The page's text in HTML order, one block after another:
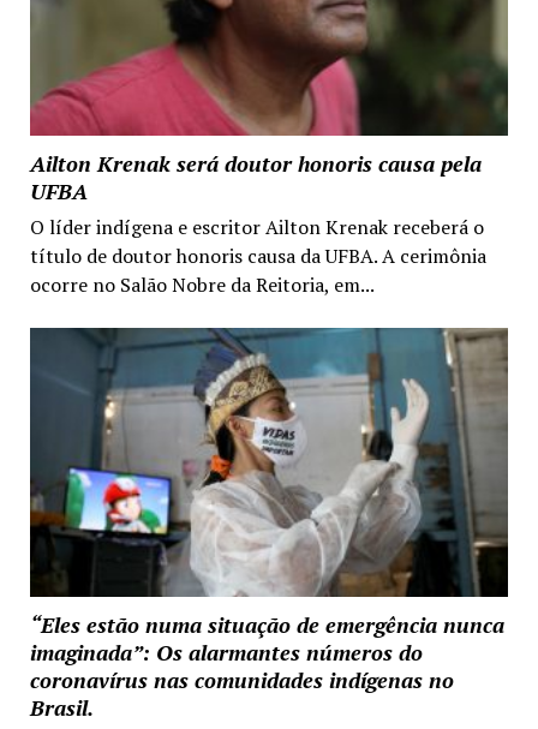
Ailton Krenak será doutor honoris causa pela
UFBA
O líder indígena e escritor Ailton Krenak receberá o
título de doutor honoris causa da UFBA. A cerimônia
ocorre no Salão Nobre da Reitoria, em...
“Eles estão numa situação de emergência nunca
imaginada”: Os alarmantes números do
coronavírus nas comunidades indígenas no
Brasil.